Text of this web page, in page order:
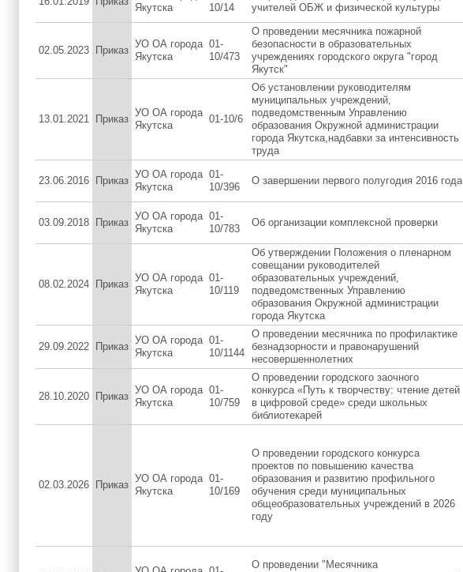
Якутска
10/14
учителей ОБЖ и физической культуры
02.05.2023 Приказ
УО ОА города
Якутска
01-
10/473
О проведении месячника пожарной
безопасности в образовательных
учреждениях городского округа "город
Якутск"
13.01.2021 Приказ
УО ОА города
Якутска
01-10/6
Об установлении руководителям
муниципальных учреждений,
подведомственным Управлению
образования Окружной администрации
города Якутска,надбавки за интенсивность
труда
23.06.2016 Приказ
УО ОА города
Якутска
01-
10/396
О завершении первого полугодия 2016 года
03.09.2018 Приказ
УО ОА города
Якутска
01-
10/783
Об организации комплексной проверки
08.02.2024 Приказ
УО ОА города
Якутска
01-
10/119
Об утверждении Положения о пленарном
совещании руководителей
образовательных учреждений,
подведомственных Управлению
образования Окружной администрации
города Якутска
29.09.2022 Приказ
УО ОА города
Якутска
01-
10/1144
О проведении месячника по профилактике
безнадзорности и правонарушений
несовершеннолетних
28.10.2020 Приказ
УО ОА города
Якутска
01-
10/759
О проведении городского заочного
конкурса «Путь к творчеству: чтение детей
в цифровой среде» среди школьных
библиотекарей
02.03.2026 Приказ
УО ОА города
Якутска
01-
10/169
О проведении городского конкурса
проектов по повышению качества
образования и развитию профильного
обучения среди муниципальных
общеобразовательных учреждений в 2026
году
O проведении "Месячника